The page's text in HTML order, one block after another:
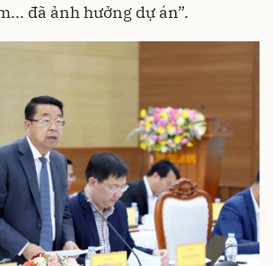
đã ảnh hưởng dự án”.